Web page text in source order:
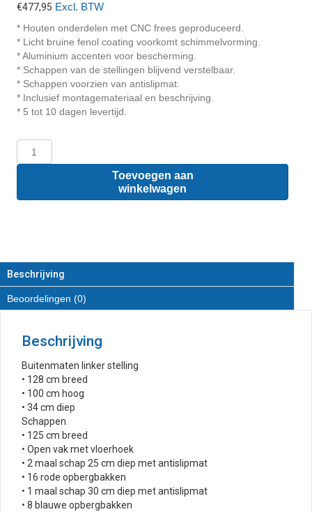
€477,95 Excl. BTW
* Houten onderdelen met CNC frees geproduceerd.
* Licht bruine fenol coating voorkomt schimmelvorming.
* Aluminium accenten voor bescherming.
* Schappen van de stellingen blijvend verstelbaar.
* Schappen voorzien van antislipmat.
* Inclusief montagemateriaal en beschrijving.
* 5 tot 10 dagen levertijd.
Partner
Houten
links
T2
aantal
Toevoegen aan
winkelwagen
Beschrijving
Beoordelingen (0)
Beschrijving
Buitenmaten linker stelling
• 128 cm breed
• 100 cm hoog
• 34 cm diep
Schappen
• 125 cm breed
• Open vak met vloerhoek
• 2 maal schap 25 cm diep met antislipmat
• 16 rode opbergbakken
• 1 maal schap 30 cm diep met antislipmat
• 8 blauwe opbergbakken